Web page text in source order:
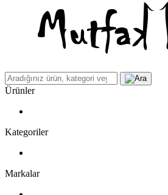
Ürünler
Kategoriler
Markalar